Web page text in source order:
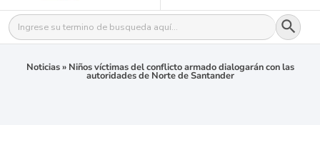
Buscar: Botón
Noticias» Niños víctimas del conflicto armado dialogarán con las
autoridades de Norte de Santander